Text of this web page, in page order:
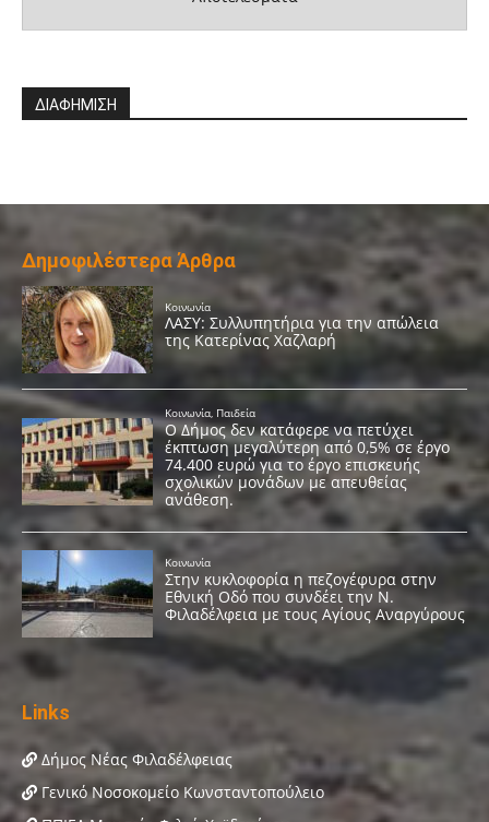
ΔΙΑΦΗΜΙΣΗ
Δημοφιλέστερα Άρθρα
Links
Δήμος Νέας Φιλαδέλφειας
Γενικό Νοσοκομείο Κωνσταντοπούλειο